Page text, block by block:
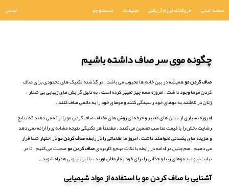
صفحه اصلی فروشگاه لوازم آرایشی تبلیغات جست و جو تماس
چگونه موی سر صاف داشته باشیم
صاف کردن موهمیشه در بین خانم ها محبوب می باشد . در گذشته تکنیک های محدودی برای صاف
کردن موها وجود داشت . امروزه همه چیز تغییر کرده است ، به دلیل گرایش های زیبایی بی شمار ،
زنان در تلاشند به موهای خود رسیدگی کنند و موهای خود را به دائمی صاف کنند .
امروزه بسیاری از سالن های معتبر و حرفه ای روش های مختلف صاف کردن مو را ارائه می دهند که نتایج
رضایت بخش را با قیمت مناسب تضمین می کنند . مطمئناً هر تکنیکی نتیجه مشابه ی را ارائه نمی دهد
و هزینه های یکسانی نخواهند داشت . امروز ما اطلاعاتی را در رابطهصاف کردن مودر اختیار شما قرار
می دهیم . هم چنین در ادامه در رابطه با نکات مهم و کاربردیصاف کردن موصحبت می کنیم ، تا در
نهایت بتوانید موهای زیبا و جذابی را برای خود به ارمغان آورید ، با ایرانابیوتی همراه شوید…
آشنایی با صاف کردن مو با استفاده از مواد شیمیایی